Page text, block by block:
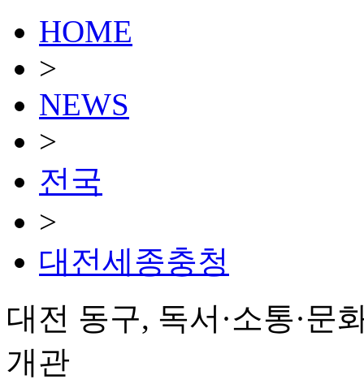
HOME
>
NEWS
>
전국
>
대전세종충청
대전 동구, 독서·소통·문
개관